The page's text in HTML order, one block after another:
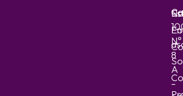
N°
8
A
–